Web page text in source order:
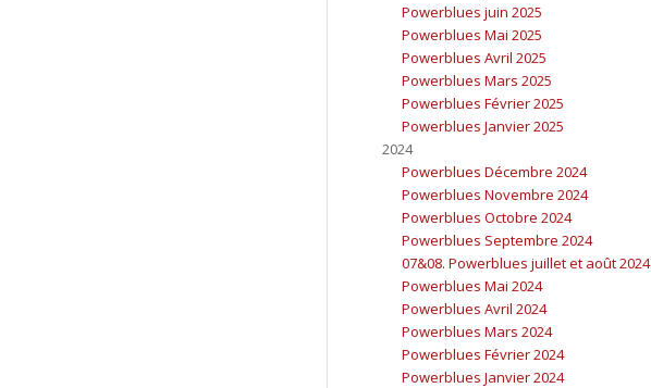
Powerblues juin 2025
Powerblues Mai 2025
Powerblues Avril 2025
Powerblues Mars 2025
Powerblues Février 2025
Powerblues Janvier 2025
2024
Powerblues Décembre 2024
Powerblues Novembre 2024
Powerblues Octobre 2024
Powerblues Septembre 2024
07&08. Powerblues juillet et août 2024
Powerblues Mai 2024
Powerblues Avril 2024
Powerblues Mars 2024
Powerblues Février 2024
Powerblues Janvier 2024